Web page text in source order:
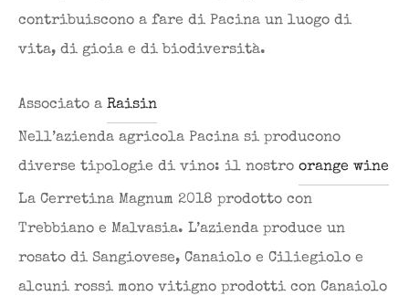
contribuiscono a fare di Pacina un luogo di
vita, di gioia e di biodiversità.
Associato a Raisin
Nell’azienda agricola Pacina si producono
diverse tipologie di vino: il nostro orange wine
La Cerretina Magnum 2018 prodotto con
Trebbiano e Malvasia. L’azienda produce un
rosato di Sangiovese, Canaiolo e Ciliegiolo e
alcuni rossi mono vitigno prodotti con Canaiolo